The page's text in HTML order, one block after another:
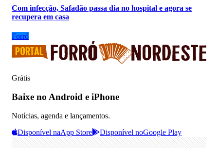
Com infecção, Safadão passa dia no hospital e agora se
recupera em casa
Forró
Grátis
Baixe no Android e iPhone
Notícias, agenda e lançamentos.
Disponível naApp Store Disponível noGoogle Play